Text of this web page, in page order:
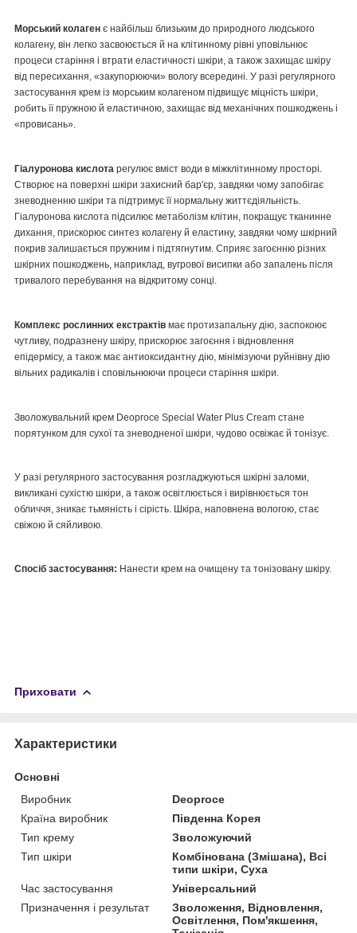
Морський колаген є найбільш близьким до природного людського
колагену, він легко засвоюється й на клітинному рівні уповільнює
процеси старіння і втрати еластичності шкіри, а також захищає шкіру
від пересихання, «закупорюючи» вологу всередині. У разі регулярного
застосування крем із морським колагеном підвищує міцність шкіри,
робить її пружною й еластичною, захищає від механічних пошкоджень і
«провисань».
Гіалуронова кислота регулює вміст води в міжклітинному просторі.
Створює на поверхні шкіри захисний бар'єр, завдяки чому запобігає
зневодненню шкіри та підтримує її нормальну життєдіяльність.
Гіалуронова кислота підсилює метаболізм клітин, покращує тканинне
дихання, прискорює синтез колагену й еластину, завдяки чому шкірний
покрив залишається пружним і підтягнутим. Сприяє загоєнню різних
шкірних пошкоджень, наприклад, вугрової висипки або запалень після
тривалого перебування на відкритому сонці.
Комплекс рослинних екстрактів має протизапальну дію, заспокоює
чутливу, подразнену шкіру, прискорює загоєння і відновлення
епідермісу, а також має антиоксидантну дію, мінімізуючи руйнівну дію
вільних радикалів і сповільнюючи процеси старіння шкіри.
Зволожувальний крем Deoproce Special Water Plus Cream стане
порятунком для сухої та зневодненої шкіри, чудово освіжає й тонізує.
У разі регулярного застосування розгладжуються шкірні заломи,
викликані сухістю шкіри, а також освітлюється і вирівнюється тон
обличчя, зникає тьмяність і сірість. Шкіра, наповнена вологою, стає
свіжою й сяйливою.
Спосіб застосування: Нанести крем на очищену та тонізовану шкіру.
Приховати
Характеристики
Основні
Виробник
Deoproce
Країна виробник
Південна Корея
Тип крему
Зволожуючий
Тип шкіри
Комбінована (Змішана), Всі
типи шкіри, Суха
Час застосування
Універсальний
Призначення і результат
Зволоження, Відновлення,
Освітлення, Пом'якшення,